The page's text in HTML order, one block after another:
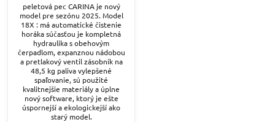
peletová pec CARINA je nový
model pre sezónu 2025. Model
18X : má automatické čistenie
horáka súčasťou je kompletná
hydraulika s obehovým
čerpadlom, expanznou nádobou
a pretlakový ventil zásobník na
48,5 kg paliva vylepšené
spaľovanie, sú použité
kvalitnejšie materiály a úplne
nový software, ktorý je ešte
úspornejší a ekologickejší ako
starý model.